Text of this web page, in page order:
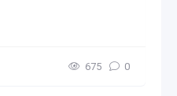
675 0